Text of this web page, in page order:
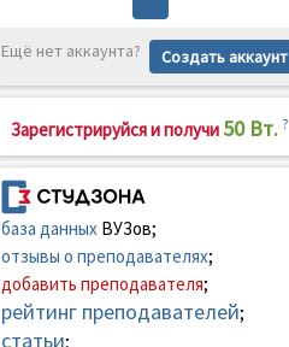
Ещё нет аккаунта? Создать аккаунт
Зарегистрируйся и получи 50 Вт. ?
база данныхВУЗов;
отзывы о преподавателях;
добавить преподавателя;
рейтинг преподавателей;
статьи;